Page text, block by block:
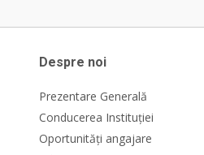
Despre noi
Prezentare Generală
Conducerea Instituției
Oportunități angajare